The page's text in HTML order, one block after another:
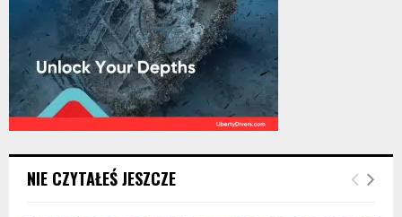
NIE CZYTAŁEŚ JESZCZE